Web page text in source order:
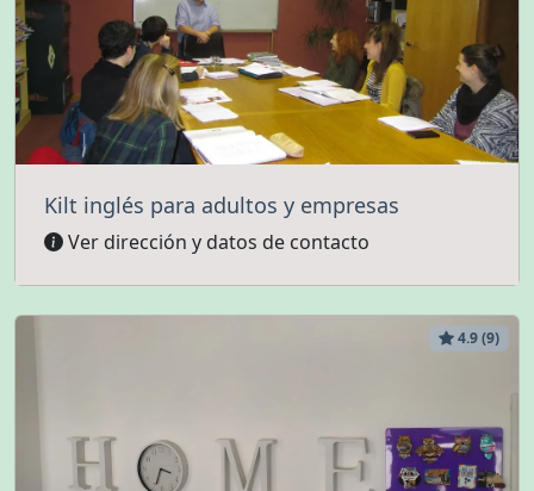
Kilt inglés para adultos y empresas
Ver dirección y datos de contacto
4.9 (9)